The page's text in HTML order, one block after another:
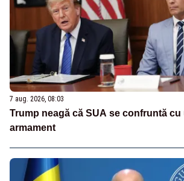
7 aug. 2026, 08:03
Trump neagă că SUA se confruntă
armament